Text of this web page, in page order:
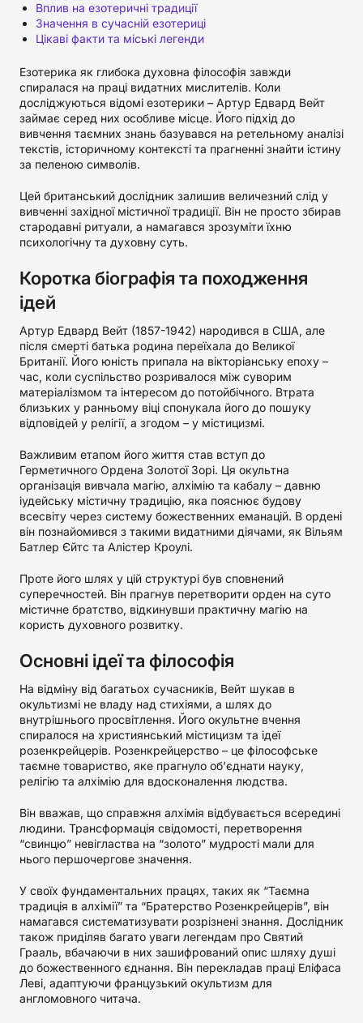
Вплив на езотеричні традиції
Значення в сучасній езотериці
Цікаві факти та міські легенди
Езотерика як глибока духовна філософія завжди
спиралася на праці видатних мислителів. Коли
досліджуються відомі езотерики – Артур Едвард Вейт
займає серед них особливе місце. Його підхід до
вивчення таємних знань базувався на ретельному аналізі
текстів, історичному контексті та прагненні знайти істину
за пеленою символів.
Цей британський дослідник залишив величезний слід у
вивченні західної містичної традиції. Він не просто збирав
стародавні ритуали, а намагався зрозуміти їхню
психологічну та духовну суть.
Коротка біографія та походження
ідей
Артур Едвард Вейт (1857-1942) народився в США, але
після смерті батька родина переїхала до Великої
Британії. Його юність припала на вікторіанську епоху –
час, коли суспільство розривалося між суворим
матеріалізмом та інтересом до потойбічного. Втрата
близьких у ранньому віці спонукала його до пошуку
відповідей у релігії, а згодом – у містицизмі.
Важливим етапом його життя став вступ до
Герметичного Ордена Золотої Зорі. Ця окультна
організація вивчала магію, алхімію та кабалу – давню
іудейську містичну традицію, яка пояснює будову
всесвіту через систему божественних еманацій. В ордені
він познайомився з такими видатними діячами, як Вільям
Батлер Єйтс та Алістер Кроулі.
Проте його шлях у цій структурі був сповнений
суперечностей. Він прагнув перетворити орден на суто
містичне братство, відкинувши практичну магію на
користь духовного розвитку.
Основні ідеї та філософія
На відміну від багатьох сучасників, Вейт шукав в
окультизмі не владу над стихіями, а шлях до
внутрішнього просвітлення. Його окультне вчення
спиралося на християнський містицизм та ідеї
розенкрейцерів. Розенкрейцерство – це філософське
таємне товариство, яке прагнуло об’єднати науку,
релігію та алхімію для вдосконалення людства.
Він вважав, що справжня алхімія відбувається всередині
людини. Трансформація свідомості, перетворення
“свинцю” невігластва на “золото” мудрості мали для
нього першочергове значення.
У своїх фундаментальних працях, таких як “Таємна
традиція в алхімії” та “Братерство Розенкрейцерів”, він
намагався систематизувати розрізнені знання. Дослідник
також приділяв багато уваги легендам про Святий
Грааль, вбачаючи в них зашифрований опис шляху душі
до божественного єднання. Він перекладав праці Еліфаса
Леві, адаптуючи французький окультизм для
англомовного читача.